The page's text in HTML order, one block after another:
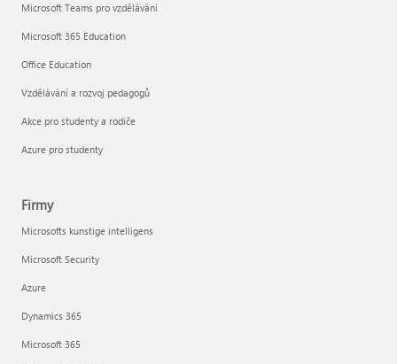
Microsoft Teams pro vzdělávání
Microsoft 365 Education
Office Education
Vzdělávání a rozvoj pedagogů
Akce pro studenty a rodiče
Azure pro studenty
Firmy
Microsofts kunstige intelligens
Microsoft Security
Azure
Dynamics 365
Microsoft 365